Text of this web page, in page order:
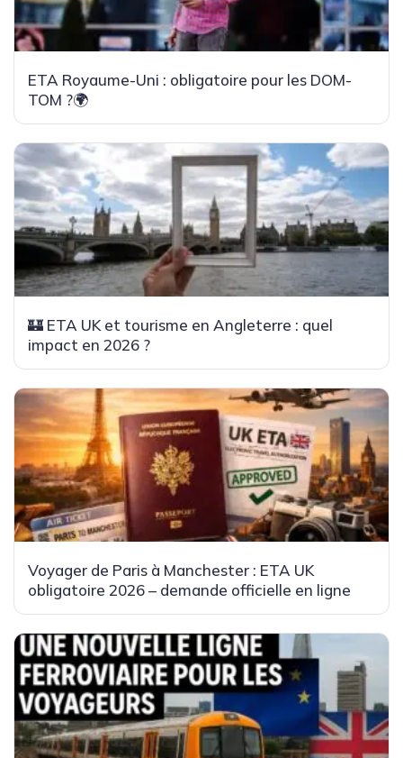
ETA Royaume-Uni : obligatoire pour les DOM-
TOM ?🌍
🏰 ETA UK et tourisme en Angleterre : quel
impact en 2026 ?
Voyager de Paris à Manchester : ETA UK
obligatoire 2026 – demande officielle en ligne